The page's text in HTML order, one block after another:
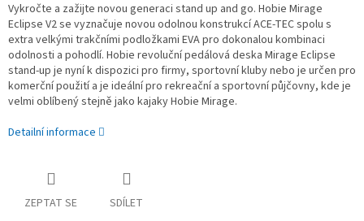
Vykročte a zažijte novou generaci stand up and go. Hobie Mirage
Eclipse V2 se vyznačuje novou odolnou konstrukcí ACE-TEC spolu s
extra velkými trakčními podložkami EVA pro dokonalou kombinaci
odolnosti a pohodlí. Hobie revoluční pedálová deska Mirage Eclipse
stand-up je nyní k dispozici pro firmy, sportovní kluby nebo je určen pro
komerční použití a je ideální pro rekreační a sportovní půjčovny, kde je
velmi oblíbený stejně jako kajaky Hobie Mirage.
Detailní informace
ZEPTAT SE SDÍLET